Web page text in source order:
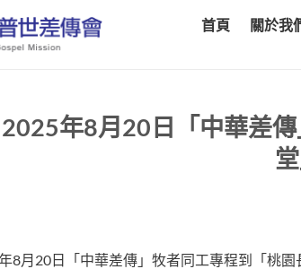
首頁 關於我
2025年8月20日「中華差
8月20日「中華差傳」牧者同工專程到「桃